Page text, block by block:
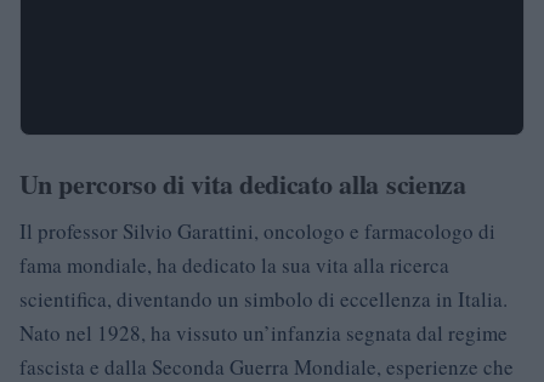
Un percorso di vita dedicato alla scienza
Il professor Silvio Garattini, oncologo e farmacologo di
fama mondiale, ha dedicato la sua vita alla ricerca
scientifica, diventando un simbolo di eccellenza in Italia.
Nato nel 1928, ha vissuto un’infanzia segnata dal regime
fascista e dalla Seconda Guerra Mondiale, esperienze che